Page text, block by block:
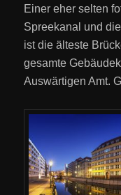
Einer eher selten
Spreekanal und
ist die älteste
gesamte
Auswärtigen Amt.